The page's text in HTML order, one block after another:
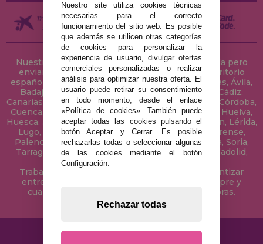
Nuestra tienda de puzzles está ubicada en Sevilla pero
enviamos tus puzzles a cualquier ciudad del territorio
español: Álava, Albacete, Alicante, Almería, Asturias, Ávila,
Badajoz, Baleares, Barcelona, Burgos, Cáceres, Cádiz,
Canarias, Cantabria, Castellón, Ceuta, Ciudad Real, Córdoba,
Cuenca, Gerona, Granada, Guadalajara, Guipúzcoa, Huelva,
Huesca, Jaén, La Coruña, La Rioja, Las Palmas, Leon, Lérida,
Lugo, Madrid, Málaga, Melilla, Murcia, Navarra, Orense,
Palencia, Pontevedra, Salamanca, Segovia, Sevilla, Soria,
Tarragona, Tenerife, Teruel, Toledo, Valencia, Valladolid,
Vizcaya, Zamora y Zaragoza.
Trabajamos con Stocks permanentes para garantizar
entregas rápidas en territorio peninsular, siempre y
cuando el pedido se realice antes de las 18 horas.
Nuestro site utiliza cookies técnicas
necesarias para el correcto
funcionamiento del sitio web. Es posible
que además se utilicen otras categorías
de cookies para personalizar la
experiencia de usuario, divulgar ofertas
comerciales personalizadas o realizar
análisis para optimizar nuestra oferta. El
usuario puede retirar su consentimiento
en todo momento, desde el enlace
«Política de cookies». También puede
aceptar todas las cookies pulsando el
botón Aceptar y Cerrar. Es posible
rechazarlas todas o seleccionar algunas
de las cookies mediante el botón
Configuración.
Rechazar todas